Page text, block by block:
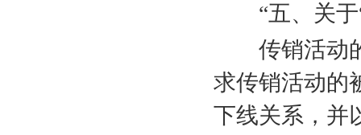
“五、关于“
传销活动的
求传销活动的
下线关系，并